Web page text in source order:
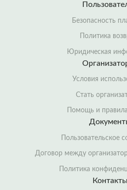
Безопасность
Политика
Юридическая
Условия
Стать
Помощь и
Пользовательское
Договор между
Политика
Контакты